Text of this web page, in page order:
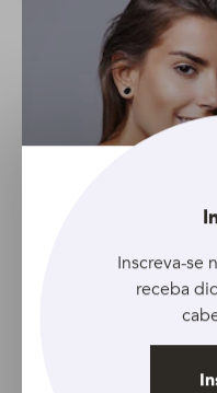
Inscreva-se
receba